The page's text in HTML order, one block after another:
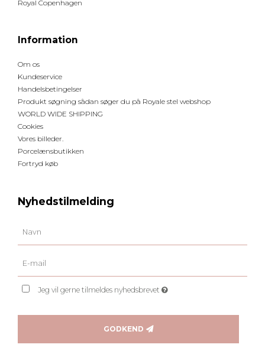
Royal Copenhagen
Information
Om os
Kundeservice
Handelsbetingelser
Produkt søgning sådan søger du på Royale stel webshop
WORLD WIDE SHIPPING
Cookies
Vores billeder.
Porcelænsbutikken
Fortryd køb
Nyhedstilmelding
Jeg vil gerne tilmeldes nyhedsbrevet
GODKEND